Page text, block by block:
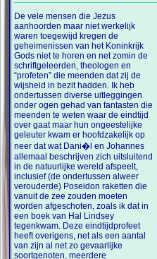
De vele mensen die Jezus
aanhoorden maar niet werkelijk
waren toegewijd kregen de
geheimenissen van het Koninkrijk
Gods niet te horen en net zomin de
schriftgeleerden, theologen en
“profeten” die meenden dat zij de
wijsheid in bezit hadden. Ik heb
ondertussen diverse uitleggingen
onder ogen gehad van fantasten die
meenden te weten waar de eindtijd
over gaat maar hun ongeestelijke
geleuter kwam er hoofdzakelijk op
neer dat wat Dani�l en Johannes
allemaal beschrijven zich uitsluitend
in de natuurlijke wereld afspeelt,
inclusief (de ondertussen alweer
verouderde) Poseidon raketten die
vanuit de zee zouden moeten
worden afgeschoten, zoals ik dat in
een boek van Hal Lindsey
tegenkwam. Deze eindtijdprofeet
heeft overigens, net als een aantal
van zijn al net zo gevaarlijke
soortgenoten, meerdere
voorspellingen gedaan waarvan
achteraf bleek dat ze uit een hele